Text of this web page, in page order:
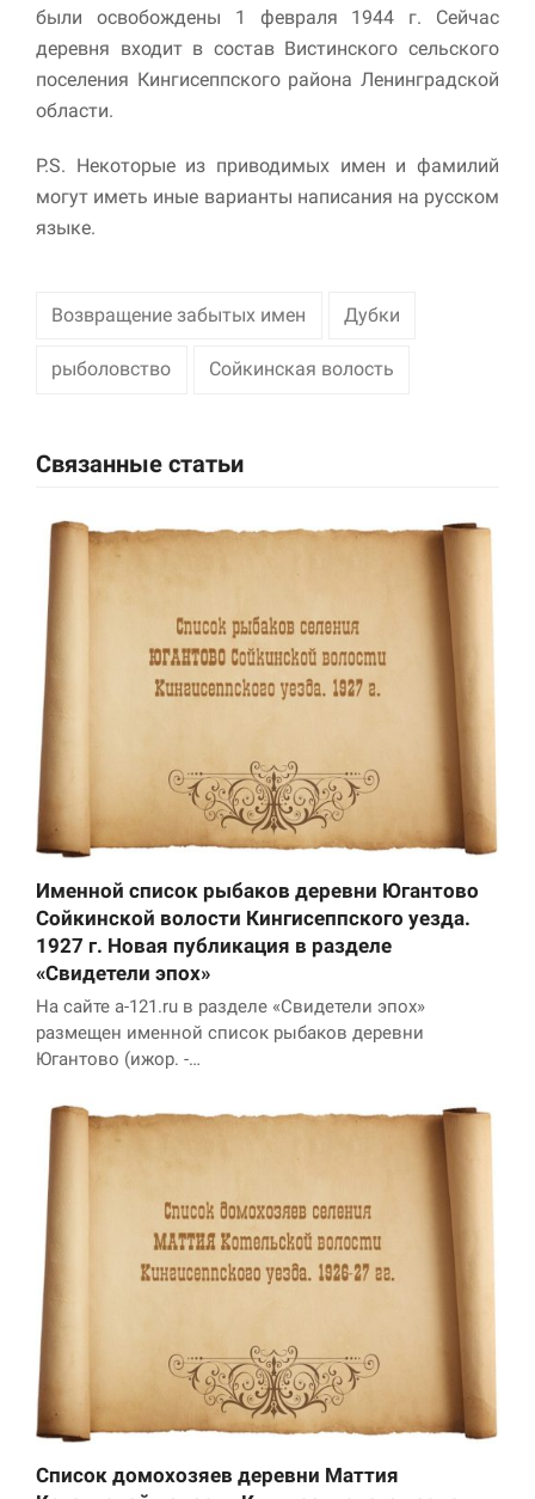
были освобождены 1 февраля 1944 г. Сейчас
деревня входит в состав Вистинского сельского
поселения Кингисеппского района Ленинградской
области.
P.S. Некоторые из приводимых имен и фамилий
могут иметь иные варианты написания на русском
языке.
Возвращение забытых имен Дубки
рыболовство Сойкинская волость
Связанные статьи
Именной список рыбаков деревни Югантово
Сойкинской волости Кингисеппского уезда.
1927 г. Новая публикация в разделе
«Свидетели эпох»
На сайте a-121.ru в разделе «Свидетели эпох»
размещен именной список рыбаков деревни
Югантово (ижор. -…
Список домохозяев деревни Маттия